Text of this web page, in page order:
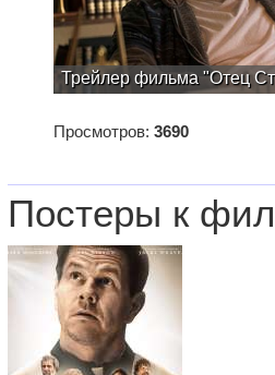
Трейлер фильма "Отец
Просмотров: 3690
Постеры к